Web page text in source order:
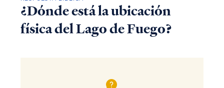
¿Dónde está la ubicación
física del Lago de Fuego?